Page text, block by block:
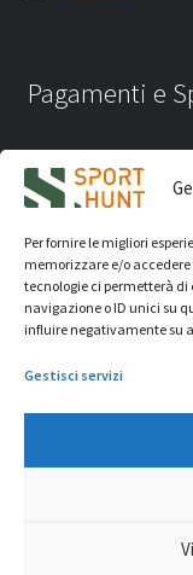
Per fornire le migliori
memorizzare e/o
tecnologie ci permetterà
navigazione o ID unici su
influire negativamente su
Gestisci servizi
Pagamenti e
iVision
331582 Copyright